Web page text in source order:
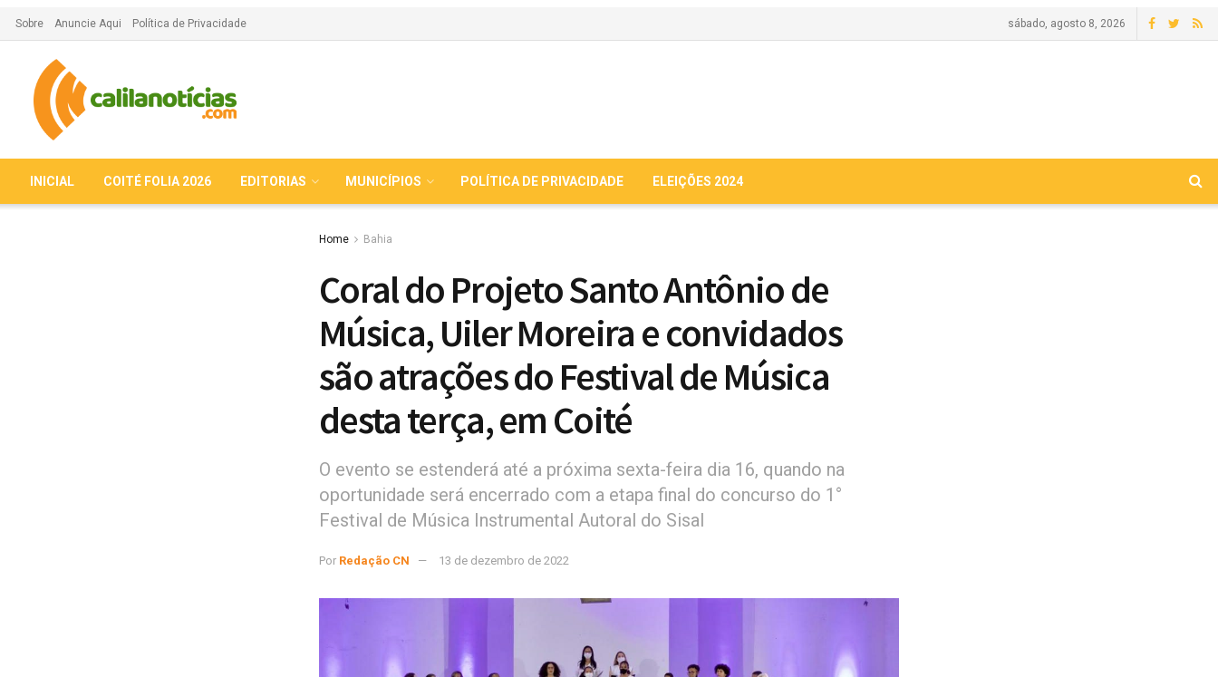
Sobre Anuncie Aqui Política de Privacidade sábado, agosto 8, 2026
INICIAL COITÉ FOLIA 2026 EDITORIAS MUNICÍPIOS POLÍTICA DE PRIVACIDADE ELEIÇÕES 2024
Home Bahia
Coral do Projeto Santo Antônio de
Música, Uiler Moreira e convidados
são atrações do Festival de Música
desta terça, em Coité
O evento se estenderá até a próxima sexta-feira dia 16, quando na
oportunidade será encerrado com a etapa final do concurso do 1°
Festival de Música Instrumental Autoral do Sisal
Por Redação CN 13 de dezembro de 2022